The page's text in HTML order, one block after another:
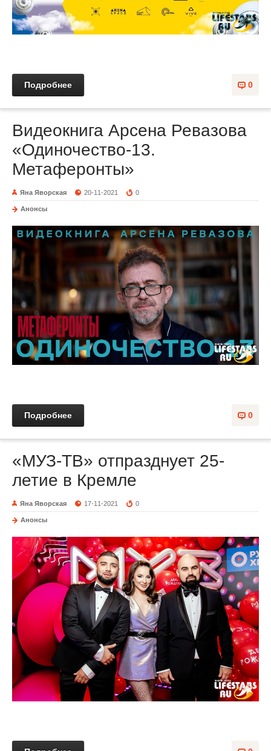
0
Подробнее
Видеокнига Арсена Ревазова
«Одиночество-13.
Метаферонты»
Яна Яворская 20-11-2021 0
Анонсы
0
Подробнее
«МУЗ-ТВ» отпразднует 25-
летие в Кремле
Яна Яворская 17-11-2021 0
Анонсы